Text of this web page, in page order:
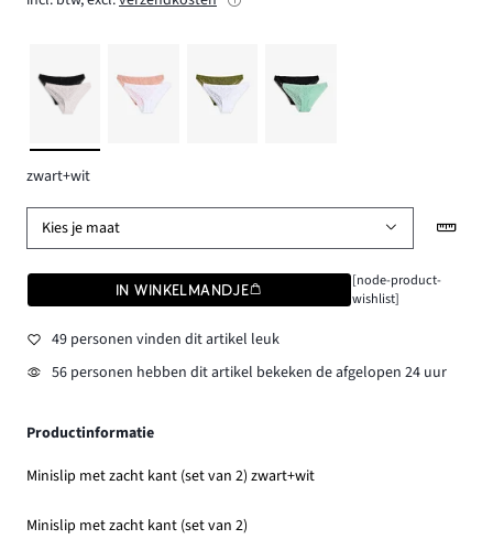
zwart+wit
Kies je maat
IN WINKELMANDJE
[node-product-
wishlist]
49 personen vinden dit artikel leuk
56 personen hebben dit artikel bekeken de afgelopen 24 uur
Productinformatie
Minislip met zacht kant (set van 2) zwart+wit
Minislip met zacht kant (set van 2)